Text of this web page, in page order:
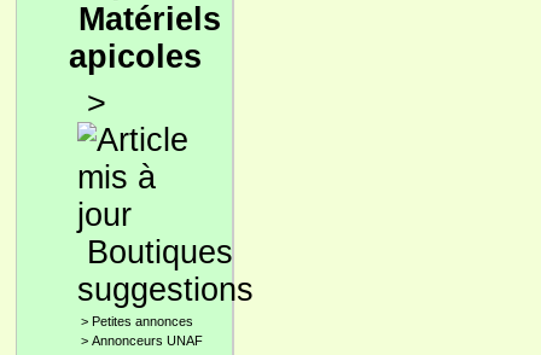
Matériels
apicoles
>
Boutiques
suggestions
> Petites annonces
> Annonceurs UNAF